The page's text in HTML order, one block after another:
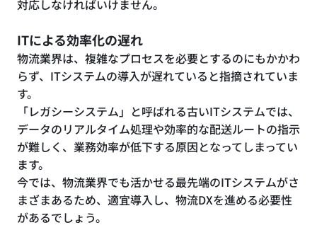
対応しなければいけません。
ITによる効率化の遅れ
物流業界は、複雑なプロセスを必要とするのにもかかわ
らず、ITシステムの導入が遅れていると指摘されていま
す。
「レガシーシステム」と呼ばれる古いITシステムでは、
データのリアルタイム処理や効率的な配送ルートの指示
が難しく、業務効率が低下する原因となってしまってい
ます。
今では、物流業界でも活かせる最先端のITシステムがさ
まざまあるため、適宜導入し、物流DXを進める必要性
があるでしょう。